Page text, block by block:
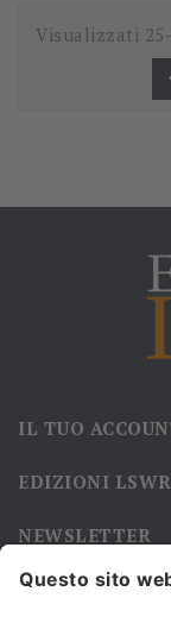
Visualizzati
IL TUO
EDIZIONI LSWR
NEWSLETTER
Iscriviti alla nostra